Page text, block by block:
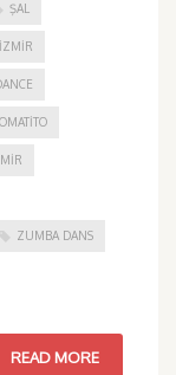
ŞAL
ZUMBA DANS
READ MORE